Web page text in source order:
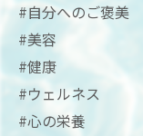
#自分へのご褒美
#美容
#健康
#ウェルネス
#心の栄養